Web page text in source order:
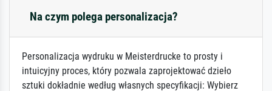
Na czym polega personalizacja?
Personalizacja wydruku w Meisterdrucke to prosty i
intuicyjny proces, który pozwala zaprojektować dzieło
sztuki dokładnie według własnych specyfikacji: Wybierz